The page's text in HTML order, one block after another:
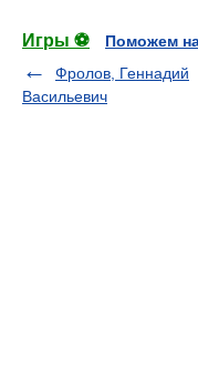
Игры ⚽
Поможем
Фролов, Геннадий
Васильевич